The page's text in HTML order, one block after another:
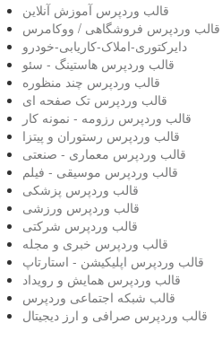
قالب وردپرس آموزش آنلاین
قالب وردپرس فروشگاهی / ووکامرس
دایرکتوری-املاک-کاریابی-خودرو
قالب وردپرس هاستینگ - سئو
قالب وردپرس چند منظوره
قالب وردپرس تک صفحه ای
قالب وردپرس رزومه - نمونه کار
قالب وردپرس رستوران و پیتزا
قالب وردپرس معماری - صنعتی
قالب وردپرس موسیقی - فیلم
قالب وردپرس پزشکی
قالب وردپرس ورزشی
قالب وردپرس شرکتی
قالب وردپرس خبری و مجله
قالب وردپرس اپلیکیشن - استارتاپ
قالب وردپرس همایش و رویداد
قالب شبکه اجتماعی وردپرس
قالب وردپرس صرافی و ارز دیجیتال